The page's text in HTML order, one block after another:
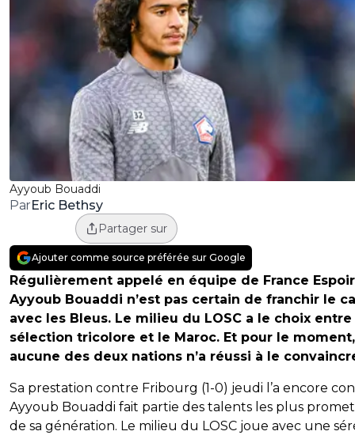
Ayyoub Bouaddi
ParEric Bethsy
Partager sur
Ajouter comme source préférée sur Google
Régulièrement appelé en équipe de France
Ayyoub Bouaddi n’est pas certain de franchir le
avec les Bleus. Le milieu du LOSC a le choix entre
sélection tricolore et le Maroc. Et pour le moment,
aucune des deux nations n’a réussi à le
Sa prestation contre Fribourg (1-0) jeudi l’a encore
Ayyoub Bouaddi fait partie des talents les plus
de sa génération. Le milieu du LOSC joue avec une